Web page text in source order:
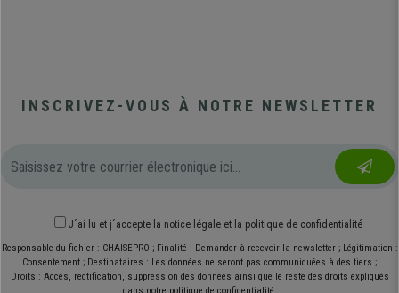
INSCRIVEZ-VOUS À NOTRE NEWSLETTER
J´ai lu et j´accepte la notice légale et la politique de confidentialité
Responsable du fichier : CHAISEPRO ; Finalité : Demander à recevoir la newsletter ; Légitimation :
Consentement ; Destinataires : Les données ne seront pas communiquées à des tiers ;
Droits : Accès, rectification, suppression des données ainsi que le reste des droits expliqués